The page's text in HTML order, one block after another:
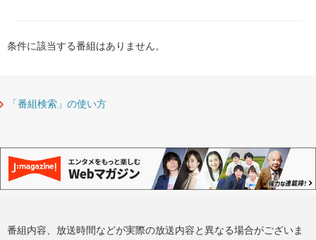
条件に該当する番組はありません。
「番組検索」の使い方
番組内容、放送時間などが実際の放送内容と異なる場合がございま